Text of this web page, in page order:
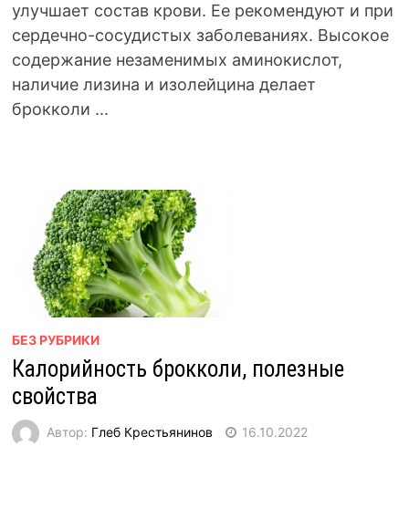
улучшает состав крови. Ее рекомендуют и при
сердечно-сосудистых заболеваниях. Высокое
содержание незаменимых аминокислот,
наличие лизина и изолейцина делает
брокколи ...
БЕЗ РУБРИКИ
Калорийность брокколи, полезные
свойства
Автор: Глеб Крестьянинов 16.10.2022